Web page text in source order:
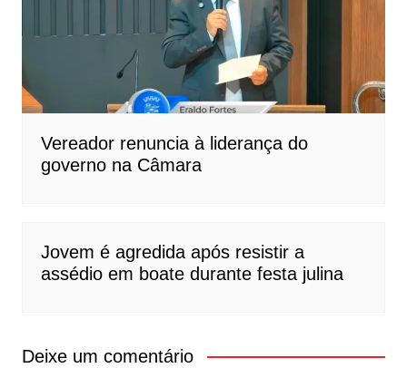
Vereador renuncia à liderança do
governo na Câmara
Jovem é agredida após resistir a
assédio em boate durante festa julina
Deixe um comentário